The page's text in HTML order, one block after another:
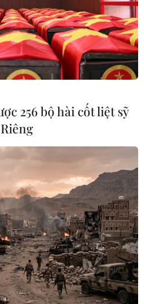
256 bộ hài cốt liệt sỹ